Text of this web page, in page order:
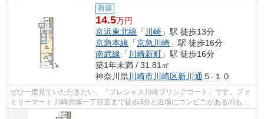
新築
14.5万円
京浜東北線 「 川崎 」駅 徒歩13分
京急本線 「京急川崎 」駅 徒歩16分
南武線 「 川崎新町 」駅 徒歩16分
築1年未満 / 31.81㎡
神奈川県川崎市川崎区新川通 ５-１０
ぜひ一度見ていただきたい、「プレシャス川崎ブリシアコート」です。ファ
ミリーマート 川崎貝塚一丁目店まで徒歩3分と近場にコンビニがあるのもポ
イント。川崎市川崎区エリアや京浜東...